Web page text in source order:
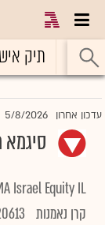
ראשי תיק
עדכון אחרון 5/8/2026
סיגמא
Israel Equity IL
קרן נאמנות